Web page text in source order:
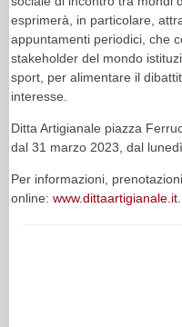
esprimerà, in particolare,
appuntamenti periodici, che
stakeholder del mondo
sport, per alimentare il
interesse.
Ditta Artigianale piazza
dal 31 marzo 2023, dal
Per informazioni,
online: www.dittaartigianale.it